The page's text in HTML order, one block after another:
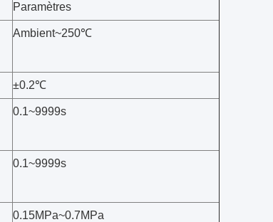
Paramètres
Ambient~250℃
±0.2℃
0.1~9999s
0.1~9999s
0.15MPa~0.7MPa